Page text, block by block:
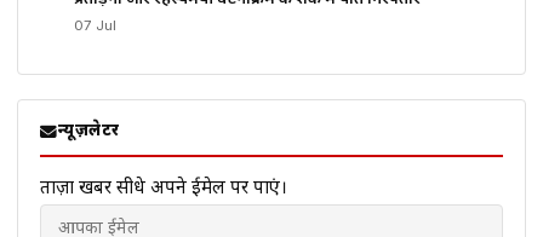
07 Jul
न्यूज़लेटर
ताज़ा खबरें सीधे अपने ईमेल पर पाएं।